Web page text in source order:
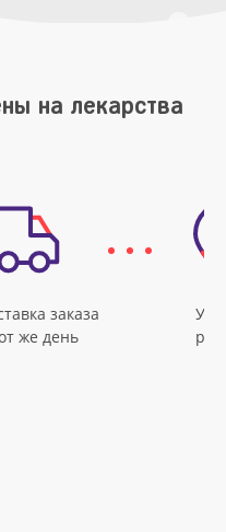
на лекарства
заказа
же день